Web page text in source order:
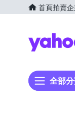
首頁拍賣
全部